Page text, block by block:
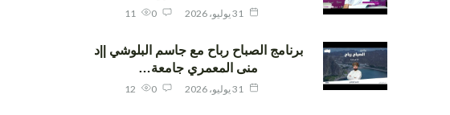
برنامج الصباح رباح مع جاسم البلوشي ||د
منى المعمري جامعة…